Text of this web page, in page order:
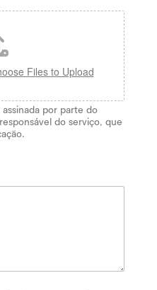
Files to Upload
por parte do
do serviço, que